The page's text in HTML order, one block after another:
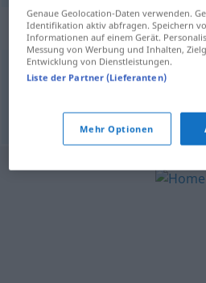
Synonyme für
desastrado,desajeitado
Genaue Geolocation-Daten verwenden.
Identifikation aktiv abfragen. Speichern
Informationen auf einem Gerät.
Messung von Werbung und Inhalten,
Entwicklung von Dienstleistungen.
Liste der Partner (Lieferanten)
Mehr Optionen